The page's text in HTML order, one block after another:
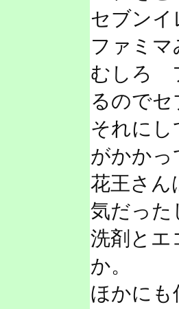
セブン
ファミマ
むしろ
るので
それに
がかかっ
花王さ
気だった
洗剤とエ
か。
ほかに